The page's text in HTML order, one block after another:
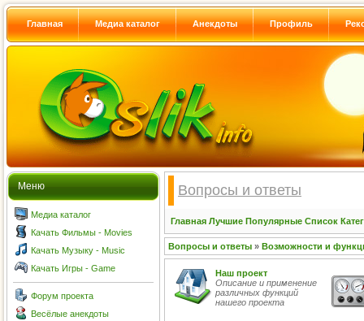
Главная Медиа каталог Анекдоты Профиль
Меню
Медиа каталог
Качать Фильмы - Movies
Качать Музыку - Music
Качать Игры - Game
Форум проекта
Весёлые анекдоты
Вопросы и ответы
Главная Лучшие Популярные Список
Вопросы и ответы » Возможности и
Наш проект
Описание и применение
различных функций
нашего проекта